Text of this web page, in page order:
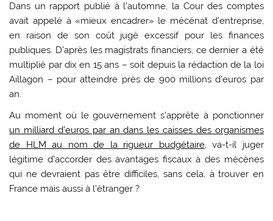
Dans un rapport publié à l’automne, la Cour des comptes
avait appelé à «mieux encadrer» le mécénat d’entreprise,
en raison de son coût jugé excessif pour les finances
publiques. D’après les magistrats financiers, ce dernier a été
multiplié par dix en 15 ans – soit depuis la rédaction de la loi
Aillagon – pour atteindre près de 900 millions d’euros par
an.
Au moment où le gouvernement s’apprête à ponctionner
un milliard d’euros par an dans les caisses des organismes
de HLM au nom de la rigueur budgétaire, va-t-il juger
légitime d’accorder des avantages fiscaux à des mécènes
qui ne devraient pas être difficiles, sans cela, à trouver en
France mais aussi à l’étranger ?